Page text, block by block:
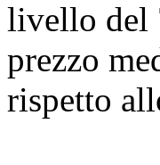
livello del
prezzo
rispetto